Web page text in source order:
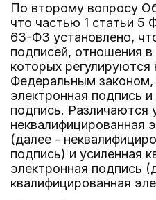
По второму вопросу
что частью 1 статьи 5
63-ФЗ установлено,
подписей, отношения в
которых
Федеральным законом,
электронная подпись
подпись. Различаются
неквалифицированная
(далее -
подпись) и усиленная
электронная подпись
квалифицированная